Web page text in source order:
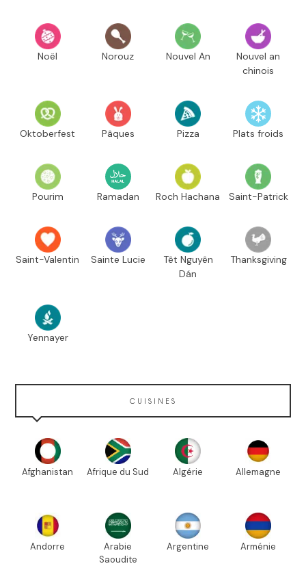
Noël Norouz Nouvel An
Nouvel an
chinois
Oktoberfest Pâques Pizza Plats froids
Pourim Ramadan Roch Hachana Saint-Patrick
Saint-Valentin Sainte Lucie
Têt Nguyên
Dán
Thanksgiving
Yennayer
CUISINES
Afghanistan Afrique du Sud Algérie Allemagne
Andorre
Arabie
Saoudite
Argentine Arménie